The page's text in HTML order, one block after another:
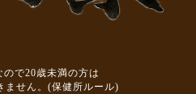
で20歳未満の方は
ません。(保健所ルール)